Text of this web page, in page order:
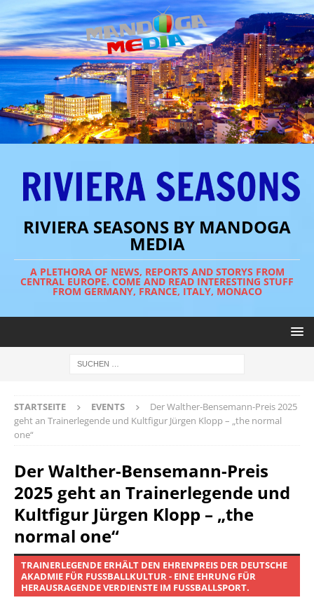
RIVIERA SEASONS BY MANDOGA
MEDIA
A PLETHORA OF NEWS, REPORTS AND STORYS FROM
CENTRAL EUROPE. COME AND READ INTERESTING STUFF
FROM GERMANY, FRANCE, ITALY, MONACO
STARTSEITE EVENTS
Der Walther-Bensemann-Preis 2025
geht an Trainerlegende und Kultfigur Jürgen Klopp – „the normal
one“
Der Walther-Bensemann-Preis
2025 geht an Trainerlegende und
Kultfigur Jürgen Klopp – „the
normal one“
TRAINERLEGENDE ERHÄLT DEN EHRENPREIS DER DEUTSCHE
AKADMIE FÜR FUSSBALLKULTUR - EINE EHRUNG FÜR
HERAUSRAGENDE VERDIENSTE IM FUSSBALLSPORT.